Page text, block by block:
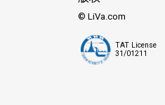
© LiVa.com
TAT License
31/01211